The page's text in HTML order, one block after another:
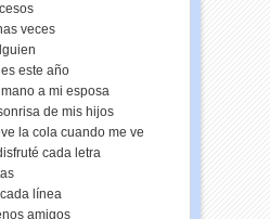
veces
este año
a mi esposa
de mis hijos
la cola cuando me ve
cada letra
línea
amigos